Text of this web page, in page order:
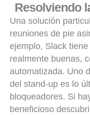
Resolviendo
Una solución
reuniones de pie
ejemplo, Slack
realmente buenas,
automatizada. Uno
del stand-up es lo
bloqueadores. Si
beneficioso